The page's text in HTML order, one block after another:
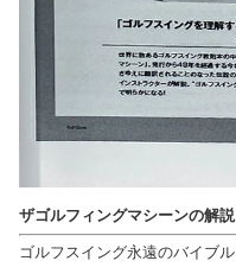
ザゴルフィングマシーンの解説
ゴルフスイング永遠のバイブル